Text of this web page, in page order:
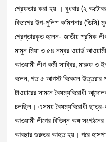
গ্রেফতার করা হয় । বুধবার (২
বিভাগের উপ-পুলিশ কমিশনার (ডিসি)
গ্রেপ্তারকৃত হলেন- জাতীয় শ্রমিক
মামুন মিয়া ও ৫৪ নম্বর ওয়ার্ড
আওয়ামী লীগ কর্মী সাব্বির, মারুফ ও
বলেন, গত ৫ আগস্ট বিকেলে উত্তরার
টাওয়ারের সামনে বৈষম্যবিরোধী
চলছিল। এসময় বৈষম্যবিরোধী
আওয়ামী লীগের বিভিন্ন অঙ্গ সংগঠনের
আবছার গুরুতর আহত হয়। পরে